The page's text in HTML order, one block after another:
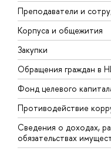
Преподаватели и
Корпуса и общежития
Закупки
Обращения граждан в
Фонд целевого
Противодействие
Сведения о доходах,
обязательствах